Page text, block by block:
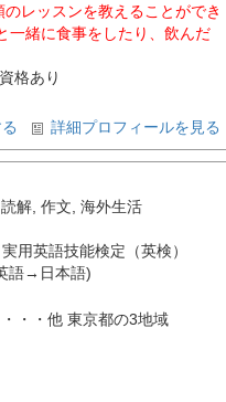
レッスンを教えることができ
一緒に食事をしたり、飲んだ
格あり
詳細プロフィールを見る
読解, 作文 海外生活
実用英語技能検定（英検）
語→日本語)
・・他 東京都の3地域